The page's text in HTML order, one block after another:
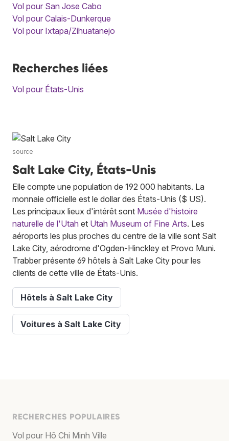
Vol pour San Jose Cabo
Vol pour Calais-Dunkerque
Vol pour Ixtapa/Zihuatanejo
Recherches liées
Vol pour États-Unis
source
Salt Lake City, États-Unis
Elle compte une population de 192 000 habitants. La
monnaie officielle est le dollar des États-Unis ($ US).
Les principaux lieux d'intérêt sont Musée d'histoire
naturelle de l'Utah et Utah Museum of Fine Arts. Les
aéroports les plus proches du centre de la ville sont Salt
Lake City, aérodrome d'Ogden-Hinckley et Provo Muni.
Trabber présente 69 hôtels à Salt Lake City pour les
clients de cette ville de États-Unis.
Hôtels à Salt Lake City
Voitures à Salt Lake City
RECHERCHES POPULAIRES
Vol pour Hô Chi Minh Ville